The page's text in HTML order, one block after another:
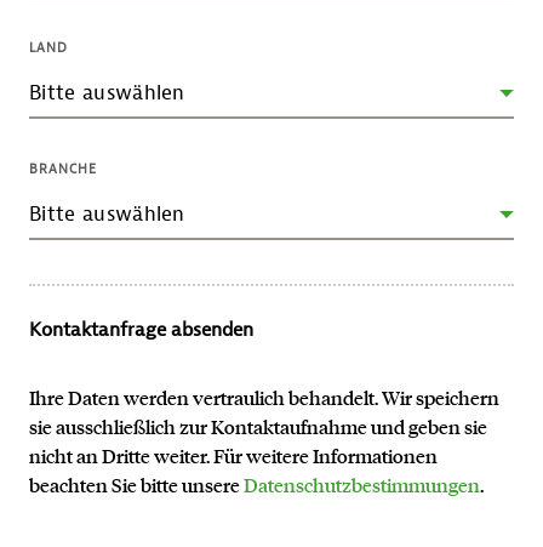
LAND
BRANCHE
Kontaktanfrage absenden
Ihre Daten werden vertraulich behandelt. Wir speichern
sie ausschließlich zur Kontaktaufnahme und geben sie
nicht an Dritte weiter. Für weitere Informationen
beachten Sie bitte unsereDatenschutzbestimmungen.